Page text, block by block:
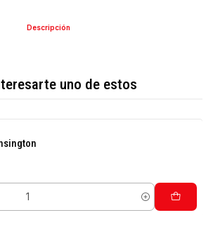
Descripción
uno de estos